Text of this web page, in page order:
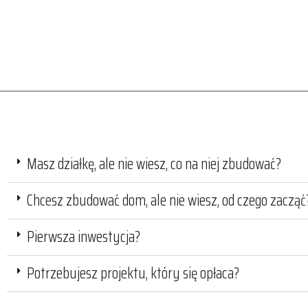
Masz działkę, ale nie wiesz, co na niej zbudować?
Chcesz zbudować dom, ale nie wiesz, od czego
Pierwsza inwestycja?
Potrzebujesz projektu, który się opłaca?